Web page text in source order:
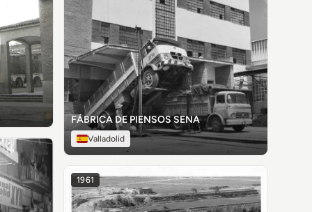
FÁBRICA DE PIENSOS SENA
Valladolid
1961